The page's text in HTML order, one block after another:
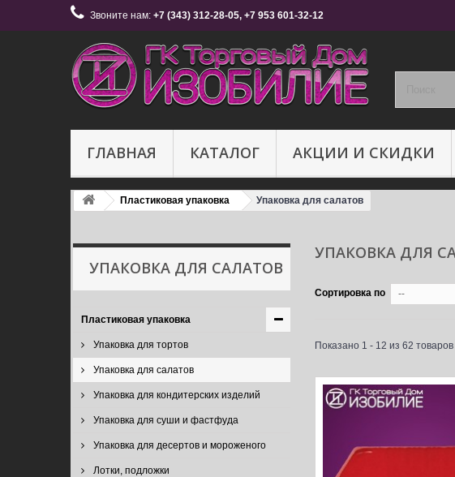
Звоните нам: +7 (343) 312-28-05, +7 953 601-32-12
ГЛАВНАЯ КАТАЛОГ АКЦИИ И СКИДКИ
Пластиковая упаковка Упаковка для салатов
УПАКОВКА ДЛЯ САЛАТОВ
Пластиковая упаковка
Упаковка для тортов
Упаковка для салатов
Упаковка для кондитерских изделий
Упаковка для суши и фастфуда
Упаковка для десертов и мороженого
Лотки, подложки
УПАКОВКА ДЛЯ
Сортировка по --
Показано 1 - 12 из 62 товаров